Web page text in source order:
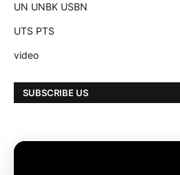
UN UNBK USBN
UTS PTS
video
SUBSCRIBE US